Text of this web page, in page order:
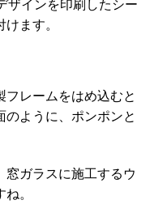
ます。
レームをはめ込むと
ように、ポンポンと
ガラスに施工するウ
。